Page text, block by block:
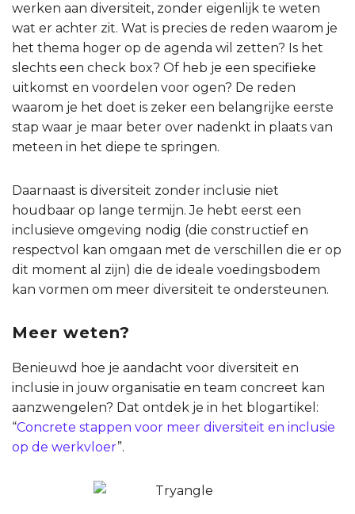
werken aan diversiteit, zonder eigenlijk te weten
wat er achter zit. Wat is precies de reden waarom je
het thema hoger op de agenda wil zetten? Is het
slechts een check box? Of heb je een specifieke
uitkomst en voordelen voor ogen? De reden
waarom je het doet is zeker een belangrijke eerste
stap waar je maar beter over nadenkt in plaats van
meteen in het diepe te springen.
Daarnaast is diversiteit zonder inclusie niet
houdbaar op lange termijn. Je hebt eerst een
inclusieve omgeving nodig (die constructief en
respectvol kan omgaan met de verschillen die er op
dit moment al zijn) die de ideale voedingsbodem
kan vormen om meer diversiteit te ondersteunen.
Meer weten?
Benieuwd hoe je aandacht voor diversiteit en
inclusie in jouw organisatie en team concreet kan
aanzwengelen? Dat ontdek je in het blogartikel:
“Concrete stappen voor meer diversiteit en inclusie
op de werkvloer”.